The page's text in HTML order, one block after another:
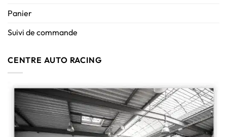
Panier
Suivi de commande
CENTRE AUTO RACING